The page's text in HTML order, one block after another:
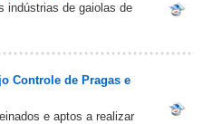
indústrias de gaiolas de
Controle de Pragas e
e aptos a realizar